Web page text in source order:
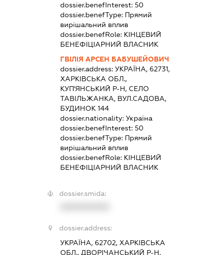
dossier.benefInterest:50
dossier.benefType: Прямий
вирішальний вплив
dossier.benefRole: КІНЦЕВИЙ
БЕНЕФІЦІАРНИЙ ВЛАСНИК
ГВІЛІЯ АРСЕН БАБУШЕЙОВИЧ
dossier.address:УКРАЇНА, 62731,
ХАРКІВСЬКА ОБЛ.,
КУП'ЯНСЬКИЙ Р-Н, СЕЛО
ТАВІЛЬЖАНКА, ВУЛ.САДОВА,
БУДИНОК 144
dossier.nationality:Україна
dossier.benefInterest:50
dossier.benefType: Прямий
вирішальний вплив
dossier.benefRole: КІНЦЕВИЙ
БЕНЕФІЦІАРНИЙ ВЛАСНИК
dossier.smida:
dossier.address:
УКРАЇНА, 62702, ХАРКІВСЬКА
ОБЛ., ДВОРІЧАНСЬКИЙ Р-Н,